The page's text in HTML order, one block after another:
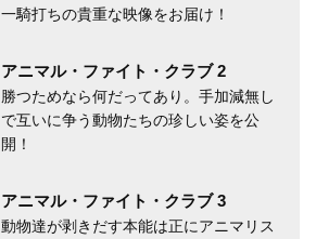
一騎打ちの貴重な映像をお届け！
アニマル・ファイト・クラブ 2
勝つためなら何だってあり。手加減無し
で互いに争う動物たちの珍しい姿を公
開！
アニマル・ファイト・クラブ 3
動物達が剥きだす本能は正にアニマリス